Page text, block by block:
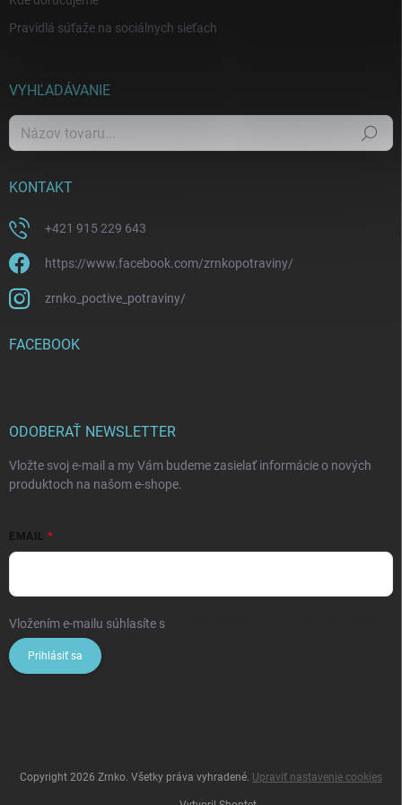
Pravidlá súťaže na sociálnych sieťach
VYHĽADÁVANIE
Hľadať
KONTAKT
+421 915 229 643
https://www.facebook.com/zrnkopotraviny/
zrnko_poctive_potraviny/
FACEBOOK
ODOBERAŤ NEWSLETTER
Vložte svoj e-mail a my Vám budeme zasielať informácie o nových
produktoch na našom e-shope.
EMAIL
Vložením e-mailu súhlasíte s
Prihlásiť sa
Copyright 2026 Zrnko. Všetky práva vyhradené. Upraviť nastavenie cookies